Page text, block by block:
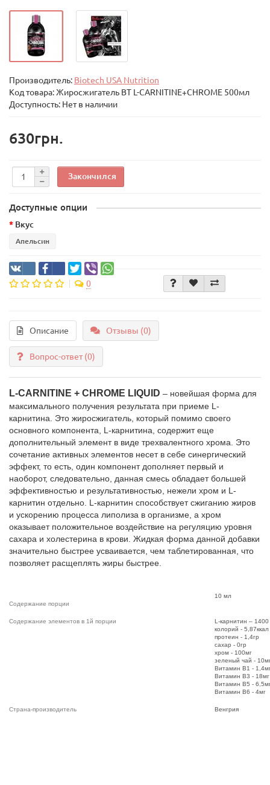
Производитель: Biotech USA Nutrition
Код товара:Жиросжигатель BT L-CARNITINE+CHROME 500мл
Доступность: Нет в наличии
630грн.
Закончился
Доступные опции
Вкус
Апельсин
0
Описание Отзывы (0)
Вопрос-ответ(0)
L-CARNITINE + CHROME LIQUID – новейшая форма для
максимального получения результата при приеме L-
карнитина. Это жиросжигатель, который помимо своего
основного компонента, L-карнитина, содержит еще
дополнительный элемент в виде трехвалентного хрома. Это
сочетание активных элементов несет в себе синергический
эффект, то есть, один компонент дополняет первый и
наоборот, следовательно, данная смесь обладает большей
эффективностью и результативностью, нежели хром и L-
карнитин отдельно. L-карнитин способствует сжиганию жиров
и ускорению процесса липолиза в организме, а хром
оказывает положительное воздействие на регуляцию уровня
сахара и холестерина в крови. Жидкая форма данной добавки
значительно быстрее усваивается, чем таблетированная, что
позволяет расщеплять жиры быстрее.
Содержание порции
10 мл
Содержание элементов в 1й порции
L-карнитин – 1400
колорий - 5,87ккал
протеин - 1,4гр
сахар - 0гр
хром - 100мг
зеленый чай -
Витамин В1 -
Витамин В3 - 18мг
Витамин В5 -
Витамин В6 - 4мг
Страна-производитель
Венгрия